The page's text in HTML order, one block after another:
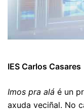
IES Carlos Casares
Imos pra alá é un
axuda veciñal. No